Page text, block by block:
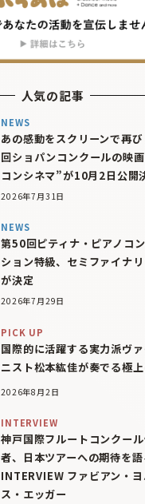
人気の記事
NEWS
あの感動をスクリーンで再
回ショパンコンクールの映
コンシネマ”が10月2日公開
2026年7月31日
NEWS
第50回ピティナ・ピアノコ
ション特級、セミファイナ
が決定
2026年7月29日
PICK UP
国際的に活躍する実力派ヴ
ニスト松本紘佳が奏でる極
2026年8月2日
INTERVIEW
神戸国際フルートコンクー
者、日本ツアーへの期待を語
INTERVIEW ファビアン・
ス・エッガー